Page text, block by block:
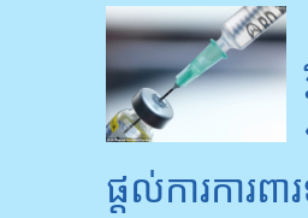
ផ្តល់​ការ​ការ​ព